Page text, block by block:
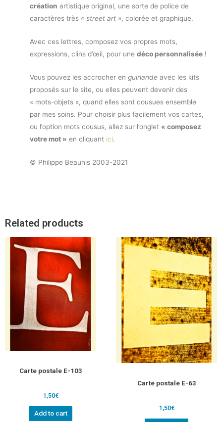
création artistique original, une sorte de police de
caractères très « street art », colorée et graphique.
Avec ces lettres, composez vos propres mots,
expressions, clins d’œil, pour une déco personnalisée !
Vous pouvez les accrocher en guirlande avec les kits
proposés sur le site, ou elles peuvent devenir des
« mots-objets », quand elles sont cousues ensemble
par mes soins. Pour choisir plus facilement vos cartes,
ou l’option mots cousus, allez sur l’onglet « composez
votre mot » en cliquant ici.
© Philippe Beaunis 2003-2021
Related products
Carte postale E-103
1,50€
Add to cart
Carte postale E-63
1,50€